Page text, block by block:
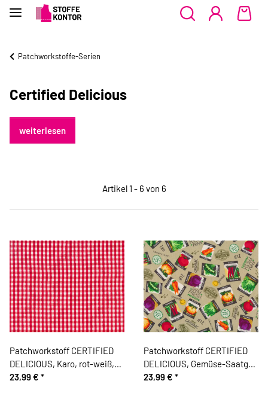
Patchworkstoffe-Serien
Certified Delicious
weiterlesen
Artikel 1 - 6 von 6
Patchworkstoff CERTIFIED
DELICIOUS, Karo, rot-weiß,
Windham Fabrics
23,99 € *
Patchworkstoff CERTIFIED
DELICIOUS, Gemüse-Saatgut,
lindgrün, Windham Fabrics
23,99 € *